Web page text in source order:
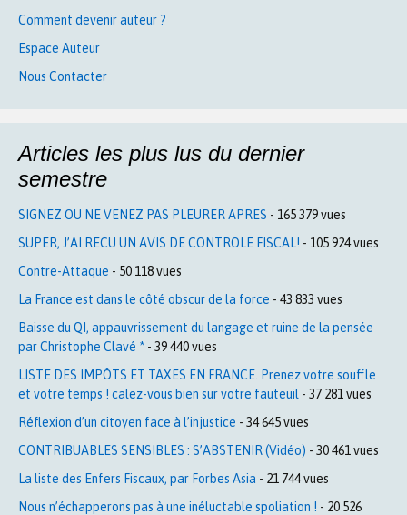
Comment devenir auteur ?
Espace Auteur
Nous Contacter
Articles les plus lus du dernier
semestre
SIGNEZ OU NE VENEZ PAS PLEURER APRES - 165 379 vues
SUPER, J’AI RECU UN AVIS DE CONTROLE FISCAL! - 105 924 vues
Contre-Attaque - 50 118 vues
La France est dans le côté obscur de la force - 43 833 vues
Baisse du QI, appauvrissement du langage et ruine de la pensée
par Christophe Clavé * - 39 440 vues
LISTE DES IMPÔTS ET TAXES EN FRANCE. Prenez votre souffle
et votre temps ! calez-vous bien sur votre fauteuil - 37 281 vues
Réflexion d’un citoyen face à l’injustice - 34 645 vues
CONTRIBUABLES SENSIBLES : S’ABSTENIR (Vidéo) - 30 461 vues
La liste des Enfers Fiscaux, par Forbes Asia - 21 744 vues
Nous n’échapperons pas à une inéluctable spoliation ! - 20 526